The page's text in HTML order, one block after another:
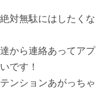
対無駄にはしたくな
から連絡あってアプ
です！
ンションあがっちゃ